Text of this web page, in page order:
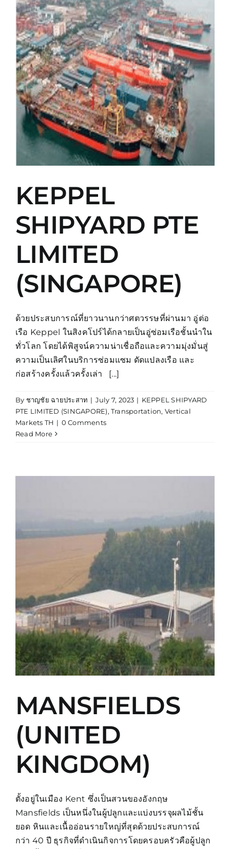
KEPPEL
SHIPYARD PTE
LIMITED
(SINGAPORE)
ด้วยประสบการณ์ที่ยาวนานกว่าศตวรรษที่ผ่านมา อู่ต่อ
เรือ Keppel ในสิงคโปร์ได้กลายเป็นอู่ซ่อมเรือชั้นนำใน
ทั่วโลก โดยได้พิสูจน์ความน่าเชื่อถือและความมุ่งมั่นสู่
ความเป็นเลิศในบริการซ่อมแซม ดัดแปลงเรือ และ
ก่อสร้างครั้งแล้วครั้งเล่า [...]
By ชาญชัย ฉายประสาท | July 7, 2023 | KEPPEL SHIPYARD
PTE LIMITED (SINGAPORE),Transportation, Vertical
Markets TH | 0 Comments
Read More
MANSFIELDS
(UNITED
KINGDOM)
ตั้งอยู่ในเมือง Kent ซึ่งเป็นสวนของอังกฤษ
Mansfields เป็นหนึ่งในผู้ปลูกและแบ่งบรรจุผลไม้ชั้น
ยอด หินและเนื้ออ่อนรายใหญ่ที่สุดด้วยประสบการณ์
กว่า 40 ปี ธุรกิจที่ดำเนินกิจการโดยครอบครัวคือผู้ปลูก